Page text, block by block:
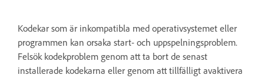
Kodekar som är inkompatibla med operativsystemet eller
programmen kan orsaka start- och uppspelningsproblem.
Felsök kodekproblem genom att ta bort de senast
installerade kodekarna eller genom att tillfälligt avaktivera